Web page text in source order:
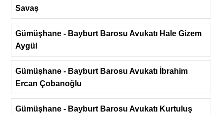
Savaş
Gümüşhane - Bayburt Barosu Avukatı Hale Gizem
Aygül
Gümüşhane - Bayburt Barosu Avukatı İbrahim
Ercan Çobanoğlu
Gümüşhane - Bayburt Barosu Avukatı Kurtuluş